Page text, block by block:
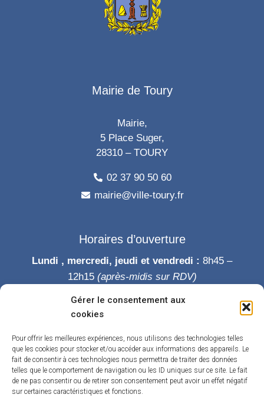
Gérer le consentement aux
cookies
Pour offrir les meilleures expériences, nous utilisons des technologies telles
que les cookies pour stocker et/ou accéder aux informations des appareils. Le
fait de consentir à ces technologies nous permettra de traiter des données
telles que le comportement de navigation ou les ID uniques sur ce site. Le fait
de ne pas consentir ou de retirer son consentement peut avoir un effet négatif
sur certaines caractéristiques et fonctions.
Mairie de Toury
Mairie,
5 Place Suger,
28310 – TOURY
02 37 90 50 60
mairie@ville-toury.fr
Horaires d’ouverture
Lundi , mercredi, jeudi et vendredi : 8h45 –
12h15 (après-midis sur RDV)